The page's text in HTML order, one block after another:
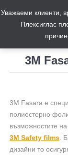
3М
3M Fasara е
полиестерно
възможностите на
3M Safety films .
дизайни то
Уважаеми клиенти,
Плексиглас